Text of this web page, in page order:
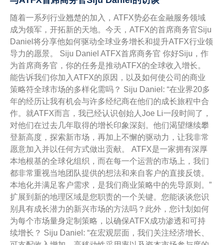
随着一系列行业翘楚的加入，ATFX势必在金融服务领域
成为领军，开拓新的天地。今天，ATFX的首席商务官Siju
Daniel将分享他如何驱动全球业务增长和提升ATFX行业领
导力的愿景。 Siju Daniel ATFX首席商务官 你好Siju，作
为首席商务官，你的任务是推动ATFX的全球收入增长。
能告诉我们你加入ATFX的原因，以及如何使公司的商业
策略符全球市场的多样化需吗？ Siju Daniel: “在业界20多
年的经历让我有机会与许多经纪商在他们的成长旅程中合
作。就ATFX而言，我已经认识创始人Joe Li一段时间了，
对他们在过去几年取得的增长印象深刻。他们渴望继续攀
登新高度，探索新市场，再加上不懈的驱动力，让我非常
愿意加入并以任何方式做出贡献。 ATFX是一家拥有深厚
本地根基的全球化组织，而在每一个运营的市场上，我们
都非常重视当地团队提供的想法和来自客户的直接反馈。
本地化并满足客户需求，是我们商业策略中的先导原则。”
扩展到新的地理区域是您职责的一个关键。您能谈谈您识
别具有成长潜力的新兴市场的方法吗？此外，您计划如何
为每个市场量身定制策略，以确保ATFX成功渗透和可持
续增长？ Siju Daniel: “在宏观层面，我们关注经济增长、